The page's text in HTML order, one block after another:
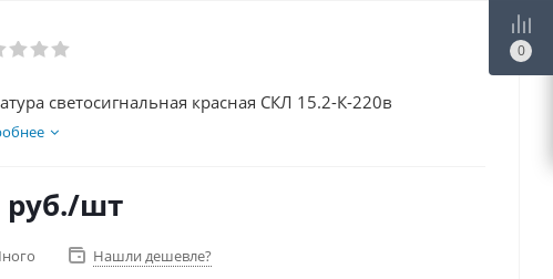
светосигнальная красная СКЛ 15.2-К-220в
руб./шт
Нашли дешевле?
0